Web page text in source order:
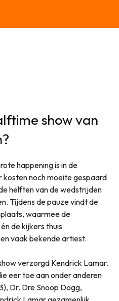
show van
happening is in de
kosten noch moeite gespaard
helften van de wedstrijden
Tijdens de pauze vindt de
waarmee de
de kijkers thuis
vaak bekende artiest.
verzorgd Kendrick Lamar.
eer toe aan onder anderen
Dr. Dre Snoop Dogg,